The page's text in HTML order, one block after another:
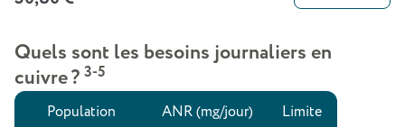
Quels sont les besoins journaliers en
cuivre ? 3-5
Population ANR (mg/jour) Limite